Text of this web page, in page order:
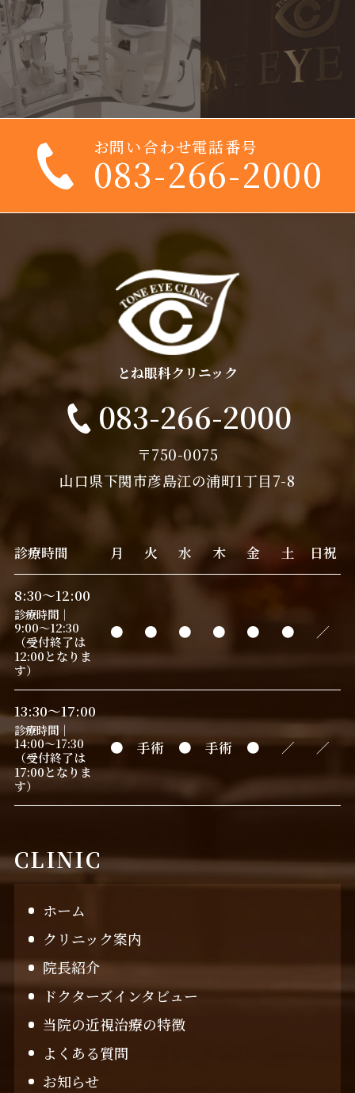
お問い合わせ電話番号
083-266-2000
とね眼科クリニック
083-266-2000
〒750-0075
山口県下関市彦島江の浦町1丁目7-8
診療時間 月 火 水 木 金 土 日祝
8:30～12:00
診療時間｜
9:00～12:30
（受付終了は
12:00となりま
す）
● ● ● ● ● ● ／
13:30～17:00
診療時間｜
14:00～17:30
（受付終了は
17:00となりま
す）
● 手術 ● 手術 ● ／ ／
CLINIC
ホーム
クリニック案内
院長紹介
ドクターズインタビュー
当院の近視治療の特徴
よくある質問
お知らせ